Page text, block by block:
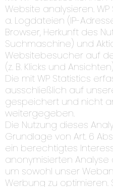
Website analysieren.
a. Logdateien (IP-
Browser, Herkunft des
Suchmaschine) und
Websitebesucher auf
(z. B. Klicks und
Die mit WP Statistics
ausschließlich auf
gespeichert und nicht
weitergegeben.
Die Nutzung dieses
Grundlage von Art. 6
ein berechtigtes
anonymisierten Analyse
um sowohl unser
Werbung zu optimieren.